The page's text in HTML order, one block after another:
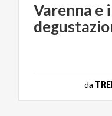
Varenna e i
da